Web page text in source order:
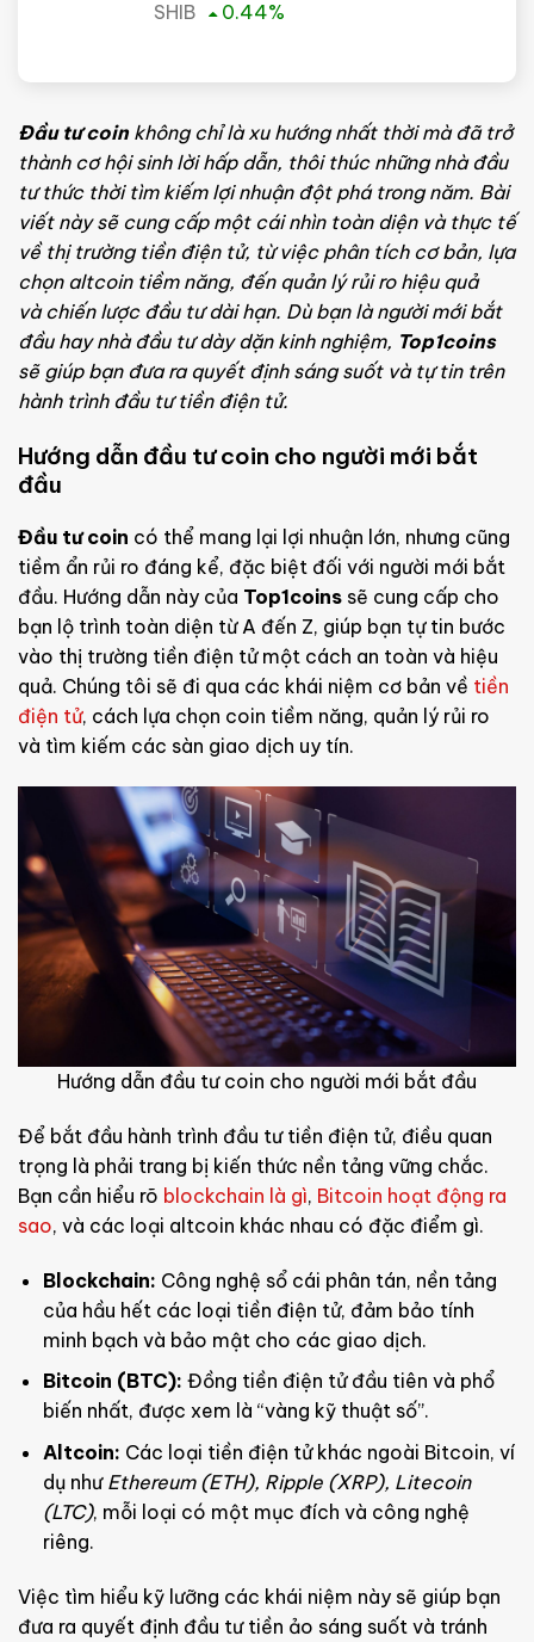
SHIB 0.44%
Đầu tư coinkhông chỉ là xu hướng nhất thời mà đã trở
thành cơ hội sinh lời hấp dẫn, thôi thúc những nhà đầu
tư thức thời tìm kiếm lợi nhuận đột phá trong năm. Bài
viết này sẽ cung cấp một cái nhìn toàn diện và thực tế
về thị trường tiền điện tử, từ việc phân tích cơ bản, lựa
chọn altcoin tiềm năng, đến quản lý rủi ro hiệu quả
và chiến lược đầu tư dài hạn. Dù bạn là người mới bắt
đầu hay nhà đầu tư dày dặn kinh nghiệm, Top1coins
sẽ giúp bạn đưa ra quyết định sáng suốt và tự tin trên
hành trình đầu tư tiền điện tử.
Hướng dẫn đầu tư coin cho người mới bắt
đầu
Đầu tư coin có thể mang lại lợi nhuận lớn, nhưng cũng
tiềm ẩn rủi ro đáng kể, đặc biệt đối với người mới bắt
đầu. Hướng dẫn này của Top1coins sẽ cung cấp cho
bạn lộ trình toàn diện từ A đến Z, giúp bạn tự tin bước
vào thị trường tiền điện tử một cách an toàn và hiệu
quả. Chúng tôi sẽ đi qua các khái niệm cơ bản về tiền
điện tử, cách lựa chọn coin tiềm năng, quản lý rủi ro
và tìm kiếm các sàn giao dịch uy tín.
Hướng dẫn đầu tư coin cho người mới bắt đầu
Để bắt đầu hành trình đầu tư tiền điện tử, điều quan
trọng là phải trang bị kiến thức nền tảng vững chắc.
Bạn cần hiểu rõ blockchain là gì, Bitcoin hoạt động ra
sao, và các loại altcoin khác nhau có đặc điểm gì.
Blockchain: Công nghệ sổ cái phân tán, nền tảng
của hầu hết các loại tiền điện tử, đảm bảo tính
minh bạch và bảo mật cho các giao dịch.
Bitcoin (BTC): Đồng tiền điện tử đầu tiên và phổ
biến nhất, được xem là “vàng kỹ thuật số”.
Altcoin: Các loại tiền điện tử khác ngoài Bitcoin, ví
dụ như Ethereum (ETH), Ripple (XRP), Litecoin
(LTC), mỗi loại có một mục đích và công nghệ
riêng.
Việc tìm hiểu kỹ lưỡng các khái niệm này sẽ giúp bạn
đưa ra quyết định đầu tư tiền ảo sáng suốt và tránh